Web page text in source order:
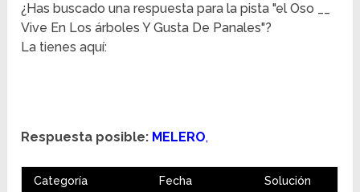
¿Has buscado una respuesta para la pista "el Oso __
Vive En Los árboles Y Gusta De Panales"?
La tienes aquí:
Respuesta posible: MELERO,
Categoría Fecha Solución